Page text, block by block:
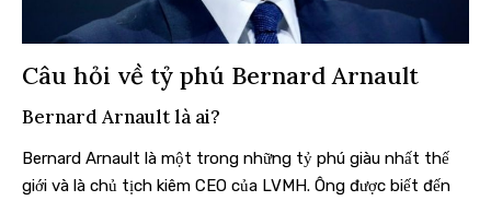
Câu hỏi về tỷ phú Bernard Arnault
Bernard Arnault là ai?
Bernard Arnault là một trong những tỷ phú giàu nhất thế
giới và là chủ tịch kiêm CEO của LVMH. Ông được biết đến